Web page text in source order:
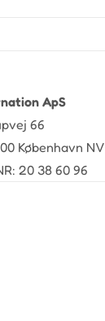
ApS
66
København NV
20 38 60 96